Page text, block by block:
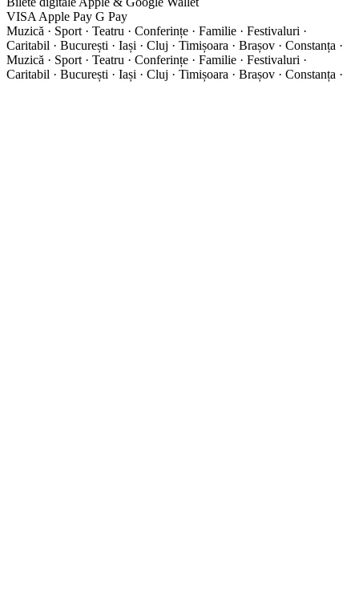
VISA Apple Pay G Pay
Muzică · Sport · Teatru · Conferințe · Familie · Festivaluri ·
Caritabil · București · Iași · Cluj · Timișoara · Brașov · Constanța ·
Muzică · Sport · Teatru · Conferințe · Familie · Festivaluri ·
Caritabil · București · Iași · Cluj · Timișoara · Brașov · Constanța ·